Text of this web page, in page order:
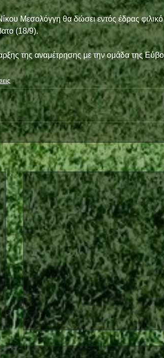
Μεσολόγγη θα δώσει εντός έδρας
(18/9).
της αναμέτρησης με την ομάδα της